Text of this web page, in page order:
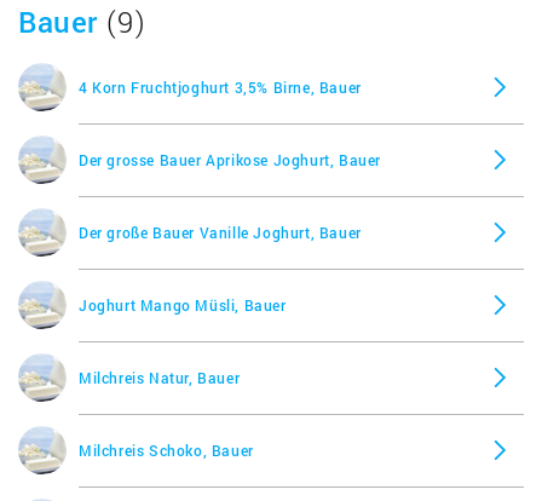
Bauer (9)
4 Korn Fruchtjoghurt 3,5% Birne, Bauer
Der grosse Bauer Aprikose Joghurt, Bauer
Der große Bauer Vanille Joghurt, Bauer
Joghurt Mango Müsli, Bauer
Milchreis Natur, Bauer
Milchreis Schoko, Bauer